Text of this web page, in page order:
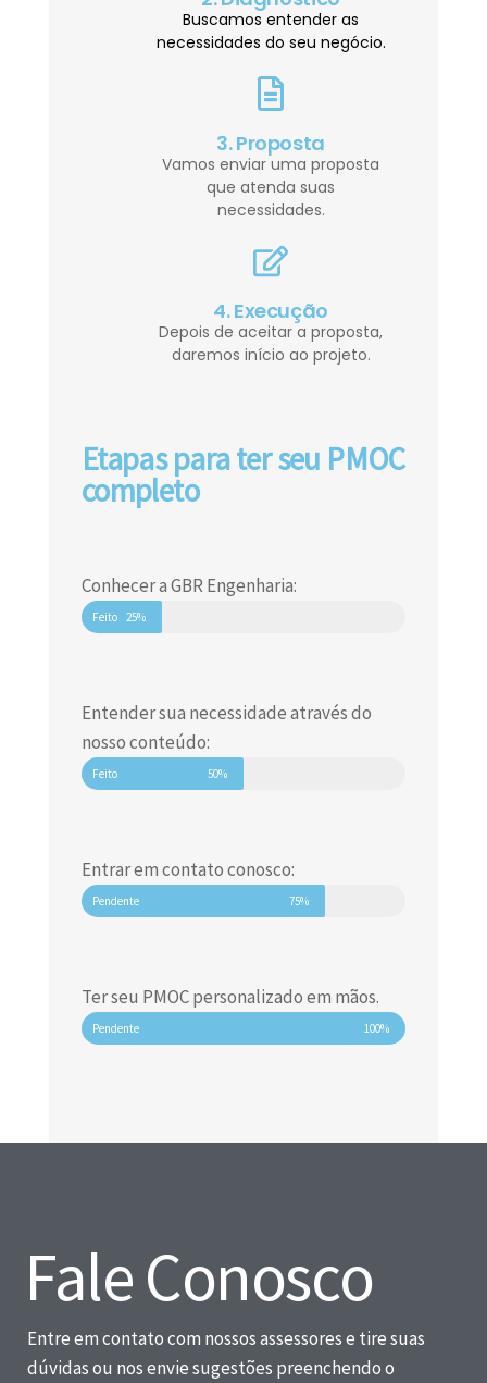
Buscamos entender as
necessidades do seu negócio.
3. Proposta
Vamos enviar uma proposta
que atenda suas
necessidades.
4. Execução
Depois de aceitar a proposta,
daremos início ao projeto.
Etapas para ter seu PMOC
completo
Conhecer a GBR Engenharia:
Feito 25%
Entender sua necessidade através do
nosso conteúdo:
Feito 50%
Entrar em contato conosco:
Pendente 75%
Ter seu PMOC personalizado em mãos.
Pendente 100%
Fale Conosco
Entre em contato com nossos assessores e tire suas
dúvidas ou nos envie sugestões preenchendo o